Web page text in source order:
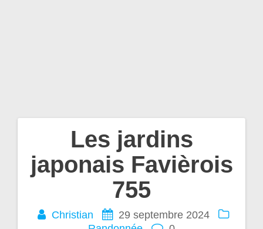
Les jardins
japonais Favièrois
755
Christian
29 septembre 2024
Navigation
de